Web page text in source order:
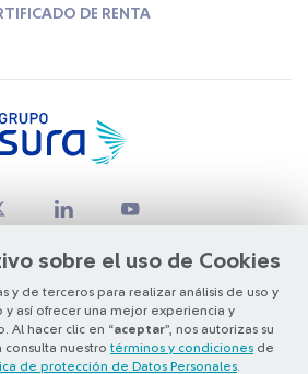
sobre el uso de Cookies
y de terceros para realizar análisis de uso y
así ofrecer una mejor experiencia y
Al hacer clic en “aceptar”, nos autorizas su
consulta nuestro términos y condiciones de
de protección de Datos Personales
DE RENTA
Grupo SURA 2026